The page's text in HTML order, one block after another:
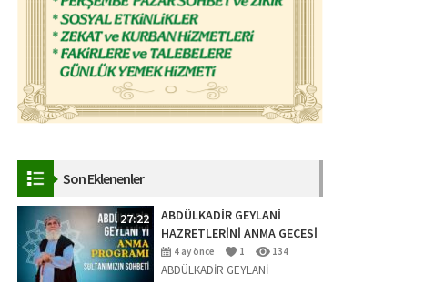
Son Eklenenler
27:22
ABDÜLKADİR GEYLANİ
HAZRETLERİNİ ANMA GECESİ
2026 (SOHBET)
4 ay önce 1 134
ABDÜLKADİR GEYLANİ